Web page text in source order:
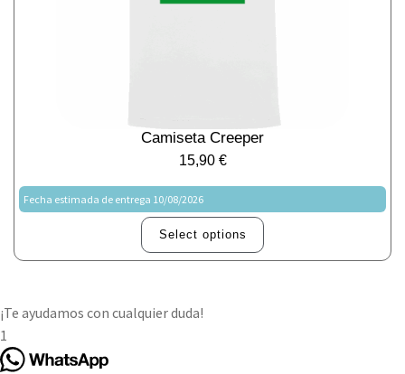
Camiseta Creeper
15,90 €
Fecha estimada de entrega 10/08/2026
Select options
¡Te ayudamos con cualquier duda!
1